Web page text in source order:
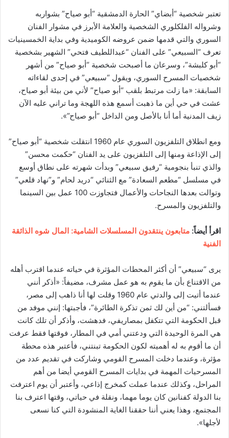
تعتبر شخصية “أبضاي” الحارة الدمشقية “أبو صياح” بشواربه
وشرواله الفلكلوري الشخصية والعلامة الأبرز في مشوار الفنان
السوري والتي قدمها ضمن عروضه الكوميدية وفي بداية الخمسينيات
تعرف “السبيعي” على الفنان “عبداللطيف فتحي” الشهير بشخصية
“أبو كلبشة”، وسرعان ما أصبحت شخصية “أبو صياح” من أشهر
شخصيات المسرح السوري، ويقول “سبيعي” في إحدى لقاءاته
السابقة: «ما زلت مرتبط بلقب “أبو صياح” لأني من بيئة أبو صياح،
عشت في حي أين ما ذهبت أسمع هذه اللهجة وما تراني عليه الآن
زيف المدنية أما أنا بالأصل ومن الداخل “أبو صياح”».
ومع انطلاق التلفزيون السوري عام 1960 انتقلت شخصية “أبو صياح”
إلى الإذاعة ومنها إلى التلفزيون على يد الفنان “حكمت محسن”
والذي تنبأ بنجومية “رفيق سبيعي” وبدأت شهرته على نطاق أوسع
في مسلسل “مطعم السعادة” مع الثنائي “دريد لحام” و”نهاد قلعي”
وتوالت بعدها النجاحات والأعمال فتجاوزت 100 عمل بين السينما
والتلفزيون والمسرح.
اقرأ أيضاً: متابعون ينتقدون المسلسلات الشامية: المال شوه الذائقة
الفنية
يرى “سبيعي” أن أكثر المحطات المؤثرة في حياته عندما اقترب أهله
من الاقتناع بأن ما يقوم به هو عمل مشرف، مضيفاً: «أذكر أنني
عندما أتيت إلى والدتي عام 1960 وقلت لها أنا ذاهب إلى مصر،
فسألتني: “من أين لك ثمن تذكرة الطائرة”، فأجبتها: إنني موفد من
قبل الحكومة التي تتكفل بمصاريفي، فدهشت، وأذكر أن تلك كانت
هي المرة الوحيدة التي ودعتني أمي في المطار، فوقتها فقط عرفت
أن ما أقوم به له أهميته لكون الحكومة تبنتني، فأعتبر هذه محطة
مؤثرة، وعندما دخلت المسرح القومي وشاركت في تقديم عدد من
المسرحيات المهمة في بدايات المسرح القومي أيضا من أهم
المراحل، وكذلك عندما عملت كمخرج إذاعي، وأعتبر أن يوم اعترفت
بنا الدولة كفنانين كان يوما مهما، ونقلة في حياتي، وقتها اعترف بنا
المجتمع، وهذا يعني أننا حققنا الغاية المنشودة التي كنا نسعى
لأجلها».